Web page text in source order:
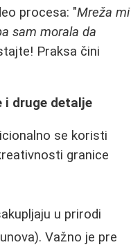
procesa: "Mreža mi
sam morala da
Praksa čini
i druge detalje
se koristi
granice
u prirodi
Važno je pre